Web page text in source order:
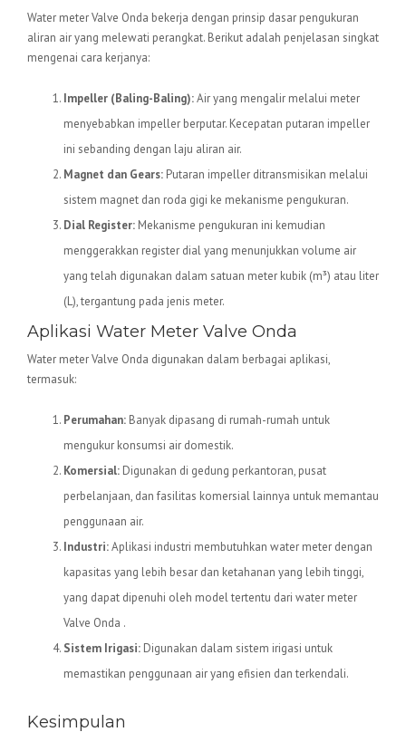
Water meter Valve Onda bekerja dengan prinsip dasar pengukuran
aliran air yang melewati perangkat. Berikut adalah penjelasan singkat
mengenai cara kerjanya:
Impeller (Baling-Baling):Air yang mengalir melalui meter
menyebabkan impeller berputar. Kecepatan putaran impeller
ini sebanding dengan laju aliran air.
Magnet dan Gears: Putaran impeller ditransmisikan melalui
sistem magnet dan roda gigi ke mekanisme pengukuran.
Dial Register: Mekanisme pengukuran ini kemudian
menggerakkan register dial yang menunjukkan volume air
yang telah digunakan dalam satuan meter kubik (m³) atau liter
(L), tergantung pada jenis meter.
Aplikasi Water Meter Valve Onda
Water meter Valve Onda digunakan dalam berbagai aplikasi,
termasuk:
Perumahan: Banyak dipasang di rumah-rumah untuk
mengukur konsumsi air domestik.
Komersial: Digunakan di gedung perkantoran, pusat
perbelanjaan, dan fasilitas komersial lainnya untuk memantau
penggunaan air.
Industri:Aplikasi industri membutuhkan water meter dengan
kapasitas yang lebih besar dan ketahanan yang lebih tinggi,
yang dapat dipenuhi oleh model tertentu dari water meter
Valve Onda .
Sistem Irigasi: Digunakan dalam sistem irigasi untuk
memastikan penggunaan air yang efisien dan terkendali.
Kesimpulan